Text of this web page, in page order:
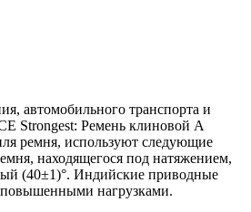
автомобильного транспорта и
Strongest: Ремень клиновой А
ремня, используют следующие
находящегося под натяжением,
(40±1)°. Индийские приводные
повышенными нагрузками.